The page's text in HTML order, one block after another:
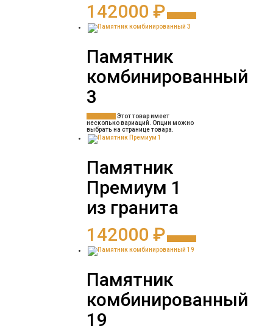
142000 ₽
Памятник
комбинированный
3
Этот товар имеет
несколько вариаций. Опции можно
выбрать на странице товара.
Памятник
Премиум 1
из гранита
142000 ₽
Памятник
комбинированный
19